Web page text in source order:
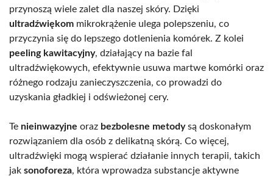
przynoszą wiele zalet dla naszej skóry. Dzięki
ultradźwiękom mikrokrążenie ulega polepszeniu, co
przyczynia się do lepszego dotlenienia komórek. Z kolei
peeling kawitacyjny, działający na bazie fal
ultradźwiękowych, efektywnie usuwa martwe komórki oraz
różnego rodzaju zanieczyszczenia, co prowadzi do
uzyskania gładkiej i odświeżonej cery.
Te nieinwazyjne oraz bezbolesne metodysą doskonałym
rozwiązaniem dla osób z delikatną skórą. Co więcej,
ultradźwięki mogą wspierać działanie innych terapii, takich
jak sonoforeza, która wprowadza substancje aktywne